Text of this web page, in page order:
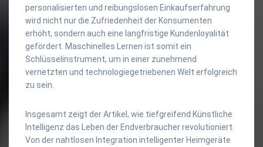
personalisierten und reibungslosen Einkaufserfahrung
wird nicht nur die Zufriedenheit der Konsumenten
erhöht, sondern auch eine langfristige Kundenloyalität
gefördert. Maschinelles Lernen ist somit ein
Schlüsselinstrument, um in einer zunehmend
vernetzten und technologiegetriebenen Welt erfolgreich
zu sein.
Insgesamt zeigt der Artikel, wie tiefgreifend Künstliche
Intelligenz das Leben der Endverbraucher revolutioniert.
Von der nahtlosen Integration intelligenter Heimgeräte